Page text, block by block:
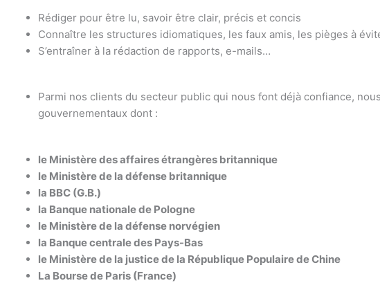
Rédiger pour être lu, savoir être clair, précis et concis
Connaître les structures idiomatiques, les faux amis, les pièges à
S’entraîner à la rédaction de rapports, e-mails…
Parmi nos clients du secteur public qui nous font déjà confiance,
gouvernementaux dont :
le Ministère des affaires étrangères britannique
le Ministère de la défense britannique
la BBC (G.B.)
la Banque nationale de Pologne
le Ministère de la défense norvégien
la Banque centrale des Pays-Bas
le Ministère de la justice de la République Populaire de Chine
La Bourse de Paris (France)